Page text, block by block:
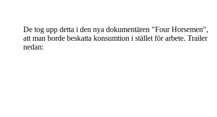
De tog upp detta i den nya dokumentären "Four Horsemen",
att man borde beskatta konsumtion i stället för arbete. Trailer
nedan: